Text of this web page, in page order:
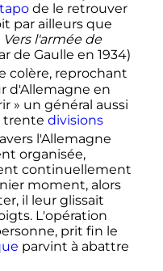
de le retrouver
par ailleurs que
Vers l'armée de
de Gaulle en 1934)
colère, reprochant
d'Allemagne en
» un général aussi
trente divisions
l'Allemagne
organisée,
continuellement
moment, alors
il leur glissait
L'opération
prit fin le
parvint à abattre